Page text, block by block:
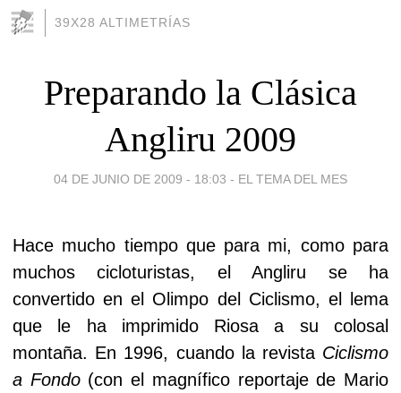
39X28 ALTIMETRÍAS
Preparando la Clásica
Angliru 2009
04 DE JUNIO DE 2009 - 18:03 - EL TEMA DEL MES
Hace mucho tiempo que para mi, como para
muchos cicloturistas, el Angliru se ha
convertido en el Olimpo del Ciclismo, el lema
que le ha imprimido Riosa a su colosal
montaña. En 1996, cuando la revista Ciclismo
a Fondo (con el magnífico reportaje de Mario